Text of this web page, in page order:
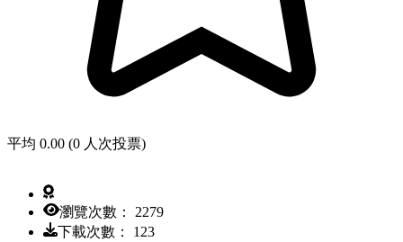
平均 0.00 (0 人次投票)
瀏覽次數： 2279
下載次數： 123